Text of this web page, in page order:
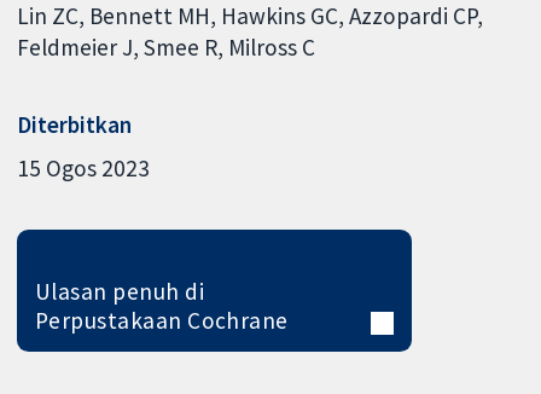
Lin ZC Bennett MH Hawkins GC Azzopardi CP
Feldmeier J Smee R Milross C
Diterbitkan
15 Ogos 2023
Ulasan penuh di
Perpustakaan Cochrane